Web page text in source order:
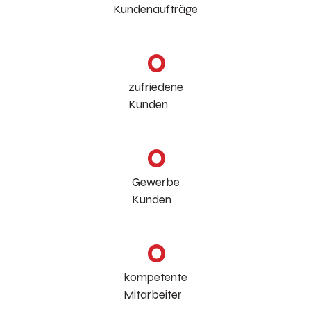
Kundenaufträge
zufriedene
Kunden
0
Gewerbe
Kunden
0
kompetente
Mitarbeiter
0